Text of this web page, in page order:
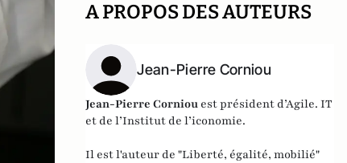
A PROPOS DES AUTEURS
Jean-Pierre Corniou
Jean-Pierre Corniou est président d’Agile. IT
et de l’Institut de l’iconomie.
Il est l'auteur de "Liberté, égalité, mobilié"